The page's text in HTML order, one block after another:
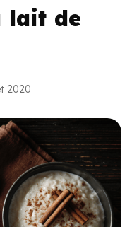
lait de
2020